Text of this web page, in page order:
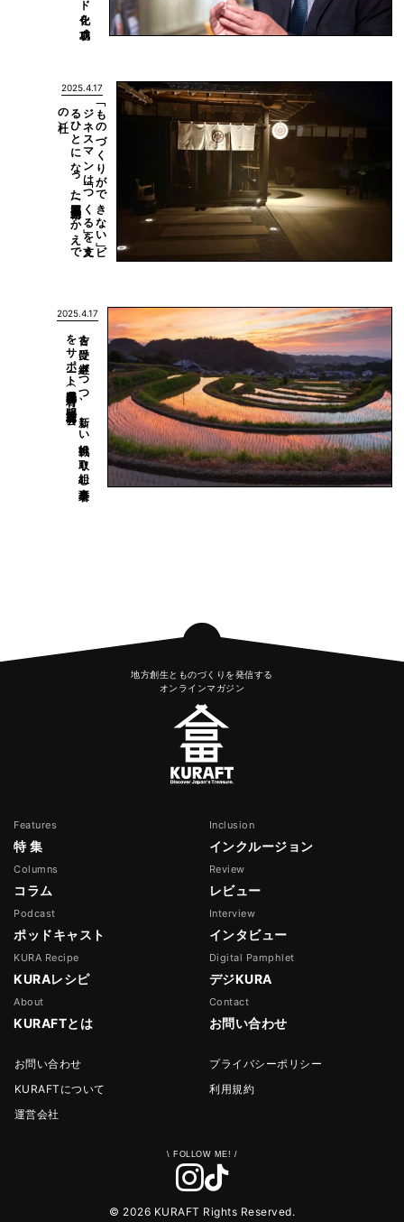
2025.4.17
「も
の
づ
く
り
が
で
き
な
い
」ビ
ジ
ネ
ス
マ
ン
は
「つ
く
る
」を
支え
る
ひ
と
に
な
っ
た
（福岡県糸島市：
か
え
で
の
杜）
2025.4.17
古を
受け
継ぎ
つ
つ
、
新し
い
挑戦に
取り
組む
事業者
を
サ
ポ
ート
（奈良県明日香村：
明日香村商工会）
地方創生とものづくりを発信する
オンラインマガジン
Features
特 集
Inclusion
インクルージョン
Columns
コラム
Review
レビュー
Podcast
ポッドキャスト
Interview
インタビュー
KURA Recipe
KURAレシピ
Digital Pamphlet
デジKURA
About
KURAFTとは
Contact
お問い合わせ
お問い合わせ
プライバシーポリシー
KURAFTについて
利用規約
運営会社
© 2026 KURAFT Rights Reserved.